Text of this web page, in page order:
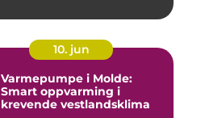
10. jun
Varmepumpe i Molde:
Smart oppvarming i
krevende vestlandsklima